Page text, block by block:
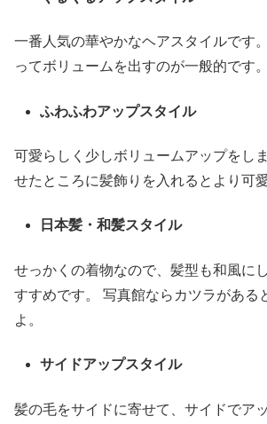
一番人気の華やかなヘアスタイルです
ってボリュームを出すのが一般的です。
ふわふわアップスタイル
可愛らしく少しボリュームアップをし
せたところに髪飾りを入れるとより可
日本髪・和髪スタイル
せっかくの着物なので、髪型も和風に
すすめです。 写真館ならカツラがある
よ。
サイドアップスタイル
髪の毛をサイドに寄せて、サイドでア